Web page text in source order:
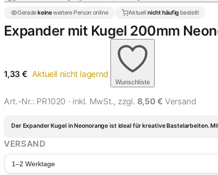
Geradekeineweitere Person online Aktuellnicht häufig bestellt
Expander mit Kugel 200mm
1,33 € Aktuell nicht lagernd
Wunschliste
Art.-Nr.: PR1020 · inkl. MwSt., zzgl. 8,50 € Versand
Der Expander Kugel in Neonorange ist ideal für kreative Bastelarbeiten.
VERSAND
1–2 Werktage